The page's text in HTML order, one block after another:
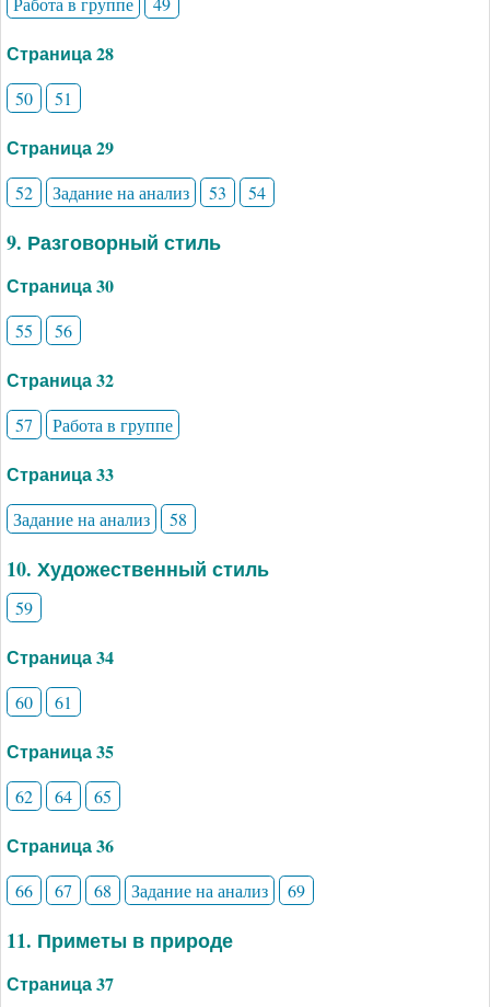
Страница 28
50 51
Страница 29
52 Задание на анализ 53 54
9. Разговорный стиль
Страница 30
55 56
Страница 32
57 Работа в группе
Страница 33
Задание на анализ 58
10. Художественный стиль
59
Страница 34
60 61
Страница 35
62 64 65
Страница 36
66 67 68 Задание на анализ 69
11. Приметы в природе
Страница 37